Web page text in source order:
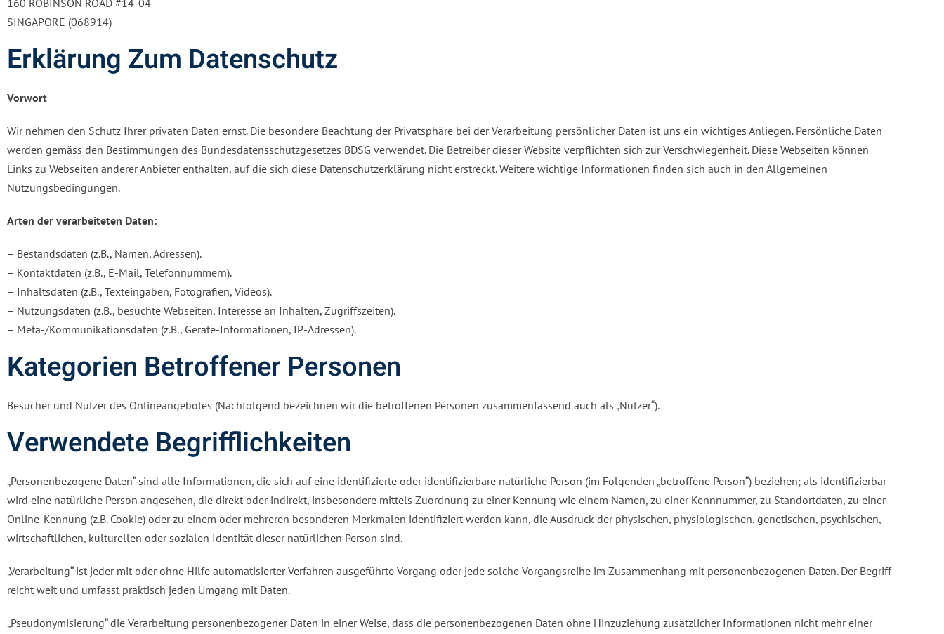
160 ROBINSON ROAD #14-04
SINGAPORE (068914)
Erklärung Zum Datenschutz
Vorwort
Wir nehmen den Schutz Ihrer privaten Daten ernst. Die besondere Beachtung der Privatsphäre bei der Verarbeitung persönlicher Daten ist uns ein wichtiges Anliegen. Persönliche Daten
werden gemäss den Bestimmungen des Bundesdatensschutzgesetzes BDSG verwendet. Die Betreiber dieser Website verpflichten sich zur Verschwiegenheit. Diese Webseiten können
Links zu Webseiten anderer Anbieter enthalten, auf die sich diese Datenschutzerklärung nicht erstreckt. Weitere wichtige Informationen finden sich auch in den Allgemeinen
Nutzungsbedingungen.
Arten der verarbeiteten Daten:
– Bestandsdaten (z.B., Namen, Adressen).
– Kontaktdaten (z.B., E-Mail, Telefonnummern).
– Inhaltsdaten (z.B., Texteingaben, Fotografien, Videos).
– Nutzungsdaten (z.B., besuchte Webseiten, Interesse an Inhalten, Zugriffszeiten).
– Meta-/Kommunikationsdaten (z.B., Geräte-Informationen, IP-Adressen).
Kategorien Betroffener Personen
Besucher und Nutzer des Onlineangebotes (Nachfolgend bezeichnen wir die betroffenen Personen zusammenfassend auch als „Nutzer“).
Verwendete Begrifflichkeiten
„Personenbezogene Daten“ sind alle Informationen, die sich auf eine identifizierte oder identifizierbare natürliche Person (im Folgenden „betroffene Person“) beziehen; als identifizierbar
wird eine natürliche Person angesehen, die direkt oder indirekt, insbesondere mittels Zuordnung zu einer Kennung wie einem Namen, zu einer Kennnummer, zu Standortdaten, zu einer
Online-Kennung (z.B. Cookie) oder zu einem oder mehreren besonderen Merkmalen identifiziert werden kann, die Ausdruck der physischen, physiologischen, genetischen, psychischen,
wirtschaftlichen, kulturellen oder sozialen Identität dieser natürlichen Person sind.
„Verarbeitung“ ist jeder mit oder ohne Hilfe automatisierter Verfahren ausgeführte Vorgang oder jede solche Vorgangsreihe im Zusammenhang mit personenbezogenen Daten. Der Begriff
reicht weit und umfasst praktisch jeden Umgang mit Daten.
„Pseudonymisierung“ die Verarbeitung personenbezogener Daten in einer Weise, dass die personenbezogenen Daten ohne Hinzuziehung zusätzlicher Informationen nicht mehr einer